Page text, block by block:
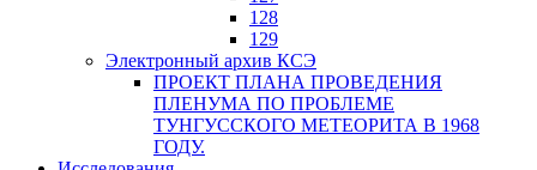
128
129
Электронный архив КСЭ
ПРОЕКТ ПЛАНА ПРОВЕДЕНИЯ
ПЛЕНУМА ПО ПРОБЛЕМЕ
ТУНГУССКОГО МЕТЕОРИТА В 1968
ГОДУ.